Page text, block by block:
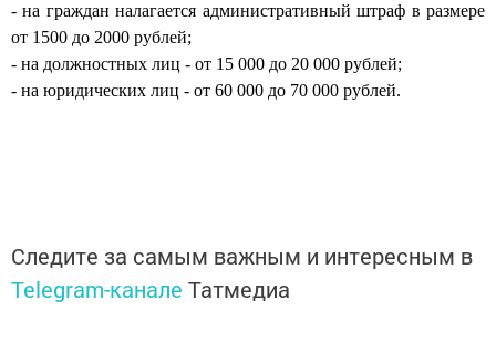
- на граждан налагается административный штраф в размере
от 1500 до 2000 рублей;
- на должностных лиц - от 15 000 до 20 000 рублей;
- на юридических лиц - от 60 000 до 70 000 рублей.
Следите за самым важным и интересным в
Telegram-канале Татмедиа